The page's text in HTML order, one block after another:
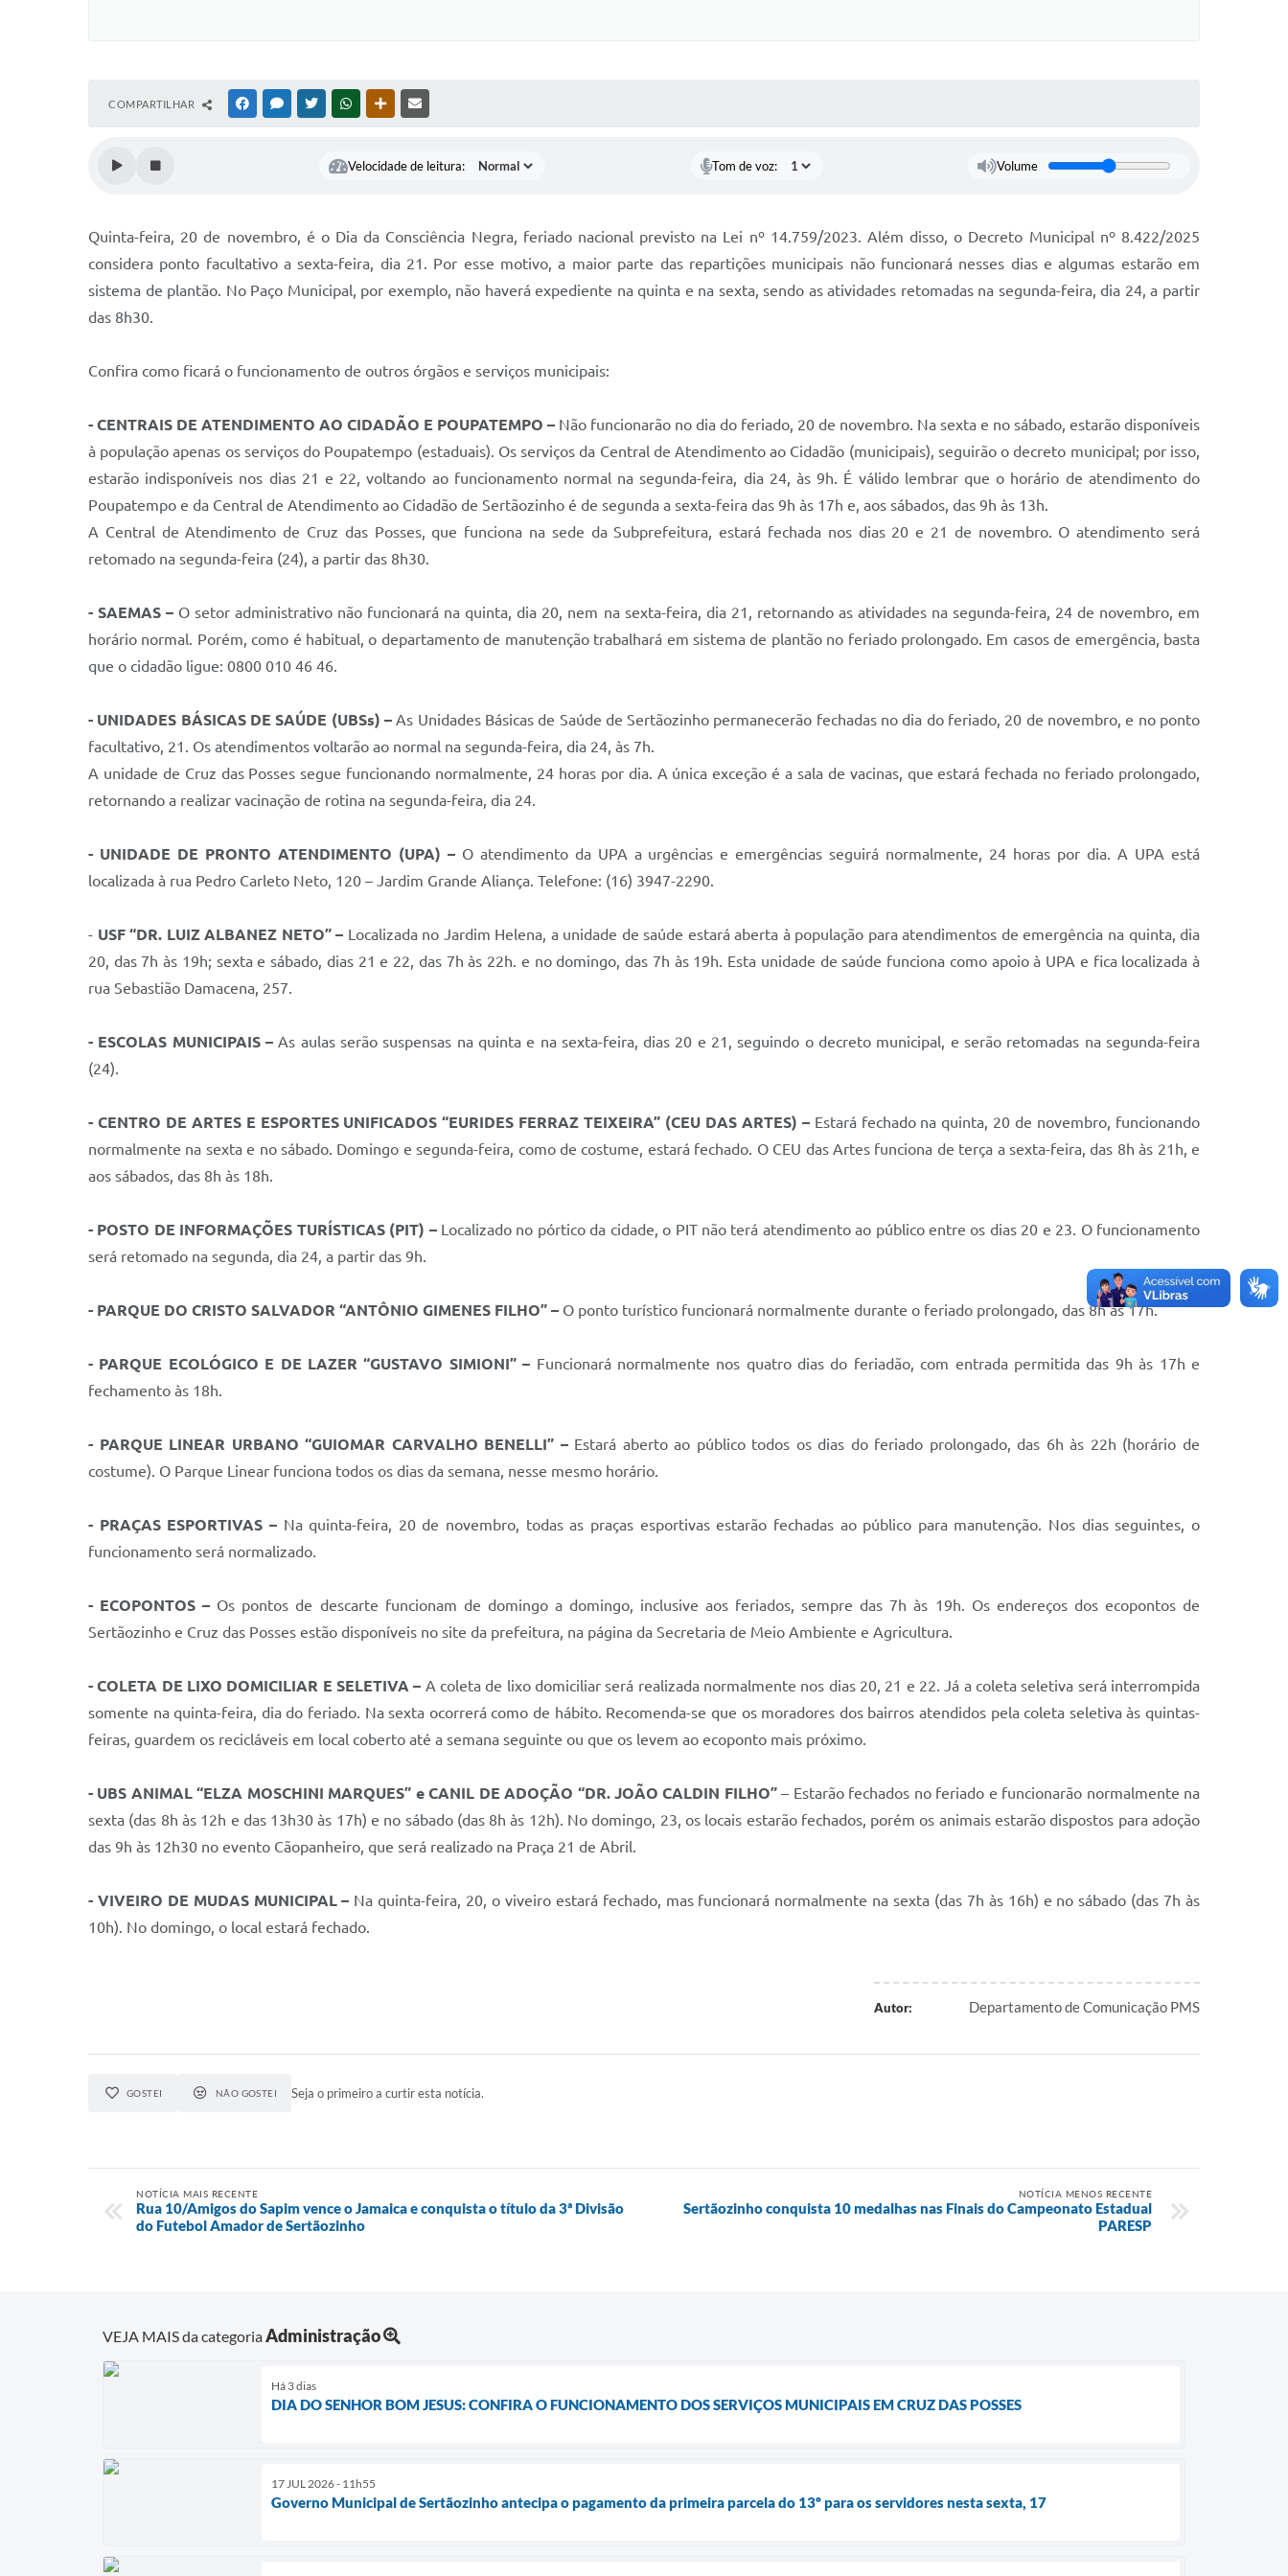
COMPARTILHAR FACEBOOKMESSENGER
TWITTERWHATSAPPOUTRAS MÍDIAS
Velocidade de leitura: Tom de voz: Volume
Quinta-feira, 20 de novembro, é o Dia da Consciência Negra, feriado nacional previsto na Lei nº 14.759/2023. Além disso, o Decreto Municipal nº 8.422/2025
considera ponto facultativo a sexta-feira, dia 21. Por esse motivo, a maior parte das repartições municipais não funcionará nesses dias e algumas estarão em
sistema de plantão. No Paço Municipal, por exemplo, não haverá expediente na quinta e na sexta, sendo as atividades retomadas na segunda-feira, dia 24, a partir
das 8h30.
Confira como ficará o funcionamento de outros órgãos e serviços municipais:
- CENTRAIS DE ATENDIMENTO AO CIDADÃO E POUPATEMPO – Não funcionarão no dia do feriado, 20 de novembro. Na sexta e no sábado, estarão disponíveis
à população apenas os serviços do Poupatempo (estaduais). Os serviços da Central de Atendimento ao Cidadão (municipais), seguirão o decreto municipal; por isso,
estarão indisponíveis nos dias 21 e 22, voltando ao funcionamento normal na segunda-feira, dia 24, às 9h. É válido lembrar que o horário de atendimento do
Poupatempo e da Central de Atendimento ao Cidadão de Sertãozinho é de segunda a sexta-feira das 9h às 17h e, aos sábados, das 9h às 13h.
A Central de Atendimento de Cruz das Posses, que funciona na sede da Subprefeitura, estará fechada nos dias 20 e 21 de novembro. O atendimento será
retomado na segunda-feira (24), a partir das 8h30.
- SAEMAS – O setor administrativo não funcionará na quinta, dia 20, nem na sexta-feira, dia 21, retornando as atividades na segunda-feira, 24 de novembro, em
horário normal. Porém, como é habitual, o departamento de manutenção trabalhará em sistema de plantão no feriado prolongado. Em casos de emergência, basta
que o cidadão ligue: 0800 010 46 46.
- UNIDADES BÁSICAS DE SAÚDE (UBSs) –As Unidades Básicas de Saúde de Sertãozinho permanecerão fechadas no dia do feriado, 20 de novembro, e no ponto
facultativo, 21. Os atendimentos voltarão ao normal na segunda-feira, dia 24, às 7h.
A unidade de Cruz das Posses segue funcionando normalmente, 24 horas por dia. A única exceção é a sala de vacinas, que estará fechada no feriado prolongado,
retornando a realizar vacinação de rotina na segunda-feira, dia 24.
- UNIDADE DE PRONTO ATENDIMENTO (UPA) – O atendimento da UPA a urgências e emergências seguirá normalmente, 24 horas por dia. A UPA está
localizada à rua Pedro Carleto Neto, 120 – Jardim Grande Aliança. Telefone: (16) 3947-2290.
- USF“DR. LUIZ ALBANEZ NETO” – Localizada no Jardim Helena, a unidade de saúde estará aberta à população para atendimentos de emergência na quinta, dia
20, das 7h às 19h; sexta e sábado, dias 21 e 22, das 7h às 22h. e no domingo, das 7h às 19h. Esta unidade de saúde funciona como apoio à UPA e fica localizada à
rua Sebastião Damacena, 257.
- ESCOLAS MUNICIPAIS –As aulas serão suspensas na quinta e na sexta-feira, dias 20 e 21, seguindo o decreto municipal, e serão retomadas na segunda-feira
(24).
- CENTRO DE ARTES E ESPORTES UNIFICADOS “EURIDES FERRAZ TEIXEIRA” (CEU DAS ARTES) – Estará fechado na quinta, 20 de novembro, funcionando
normalmente na sexta e no sábado. Domingo e segunda-feira, como de costume, estará fechado. O CEU das Artes funciona de terça a sexta-feira, das 8h às 21h, e
aos sábados, das 8h às 18h.
- POSTO DE INFORMAÇÕES TURÍSTICAS (PIT) – Localizado no pórtico da cidade, o PIT não terá atendimento ao público entre os dias 20 e 23. O funcionamento
será retomado na segunda, dia 24, a partir das 9h.
- PARQUE DO CRISTO SALVADOR “ANTÔNIO GIMENES FILHO” – O ponto turístico funcionará normalmente durante o feriado prolongado, das 8h às 17h.
- PARQUE ECOLÓGICO E DE LAZER “GUSTAVO SIMIONI” – Funcionará normalmente nos quatro dias do feriadão, com entrada permitida das 9h às 17h e
fechamento às 18h.
- PARQUE LINEAR URBANO “GUIOMAR CARVALHO BENELLI” – Estará aberto ao público todos os dias do feriado prolongado, das 6h às 22h (horário de
costume). O Parque Linear funciona todos os dias da semana, nesse mesmo horário.
- PRAÇAS ESPORTIVAS – Na quinta-feira, 20 de novembro, todas as praças esportivas estarão fechadas ao público para manutenção. Nos dias seguintes, o
funcionamento será normalizado.
- ECOPONTOS – Os pontos de descarte funcionam de domingo a domingo, inclusive aos feriados, sempre das 7h às 19h. Os endereços dos ecopontos de
Sertãozinho e Cruz das Posses estão disponíveis no site da prefeitura, na página da Secretaria de Meio Ambiente e Agricultura.
- COLETA DE LIXO DOMICILIAR E SELETIVA – A coleta de lixo domiciliar será realizada normalmente nos dias 20, 21 e 22. Já a coleta seletiva será interrompida
somente na quinta-feira, dia do feriado. Na sexta ocorrerá como de hábito. Recomenda-se que os moradores dos bairros atendidos pela coleta seletiva às quintas-
feiras, guardem os recicláveis em local coberto até a semana seguinte ou que os levem ao ecoponto mais próximo.
- UBS ANIMAL “ELZA MOSCHINI MARQUES” e CANIL DE ADOÇÃO “DR. JOÃO CALDIN FILHO”– Estarão fechados no feriado e funcionarão normalmente na
sexta (das 8h às 12h e das 13h30 às 17h) e no sábado (das 8h às 12h). No domingo, 23, os locais estarão fechados, porém os animais estarão dispostos para adoção
das 9h às 12h30 no evento Cãopanheiro, que será realizado na Praça 21 de Abril.
- VIVEIRO DE MUDAS MUNICIPAL – Na quinta-feira, 20, o viveiro estará fechado, mas funcionará normalmente na sexta (das 7h às 16h) e no sábado (das 7h às
10h). No domingo, o local estará fechado.
Autor: Departamento de Comunicação PMS
GOSTEI NÃO GOSTEI Seja o primeiro a curtir esta notícia.
NOTÍCIA MAIS RECENTE
Rua 10/Amigos do Sapim vence o Jamaica e conquista o título da 3ª Divisão
do Futebol Amador de Sertãozinho
NOTÍCIA MENOS RECENTE
Sertãozinho conquista 10 medalhas nas Finais do Campeonato Estadual
PARESP
VEJA MAIS da categoriaAdministração
Há 3 dias
DIA DO SENHOR BOM JESUS: CONFIRA O FUNCIONAMENTO DOS SERVIÇOS MUNICIPAIS EM CRUZ DAS POSSES
17 JUL 2026 - 11h55
Governo Municipal de Sertãozinho antecipa o pagamento da primeira parcela do 13º para os servidores nesta sexta, 17